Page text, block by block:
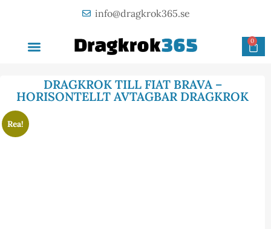
info@dragkrok365.se
0
DRAGKROK TILL FIAT BRAVA –
HORISONTELLT AVTAGBAR DRAGKROK
Rea!